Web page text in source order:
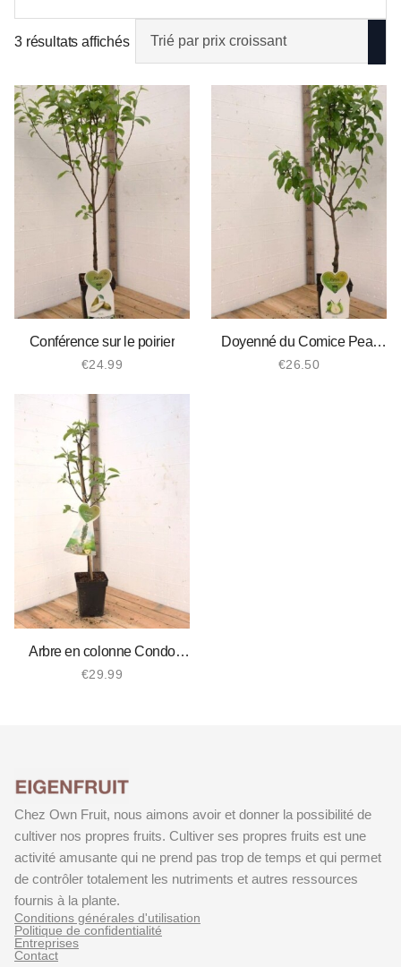
3 résultats affichés
Conférence sur le poirier
€24.99
Doyenné du Comice Pear
Tree
€26.50
Arbre en colonne Condo
Pear
€29.99
Chez Own Fruit, nous aimons avoir et donner la possibilité de
cultiver nos propres fruits. Cultiver ses propres fruits est une
activité amusante qui ne prend pas trop de temps et qui permet
de contrôler totalement les nutriments et autres ressources
fournis à la plante.
Conditions générales d'utilisation
Politique de confidentialité
Entreprises
Contact